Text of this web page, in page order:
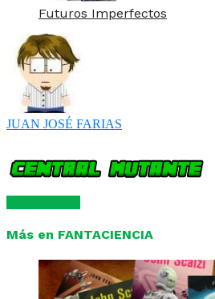
Futuros Imperfectos
JUAN JOSÉ FARIAS
Más en FANTACIENCIA